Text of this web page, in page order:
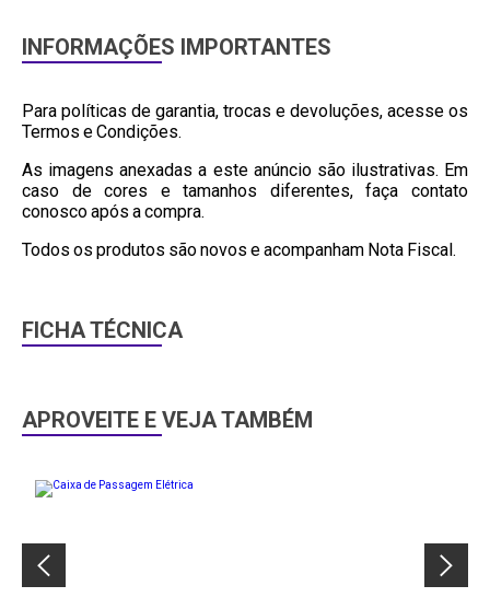
INFORMAÇÕES IMPORTANTES
Para políticas de garantia, trocas e devoluções, acesse os
Termos e Condições.
As imagens anexadas a este anúncio são ilustrativas. Em
caso de cores e tamanhos diferentes, faça contato
conosco após a compra.
Todos os produtos são novos e acompanham Nota Fiscal.
FICHA TÉCNICA
APROVEITE E VEJA TAMBÉM